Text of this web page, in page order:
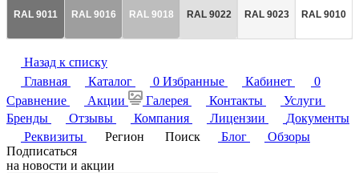
RAL 9011 RAL 9016 RAL 9018 RAL 9022 RAL 9023 RAL 9010
Назад к списку
Главная
Каталог 0 Избранные Кабинет
0
Сравнение
Акции Галерея Контакты
Услуги
Бренды
Отзывы Компания Лицензии
Документы
Реквизиты
Регион Поиск Блог
Обзоры
Подписаться
на новости и акции